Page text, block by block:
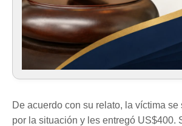
De acuerdo con su relato, la víctima
por la situación y les entregó US$400.